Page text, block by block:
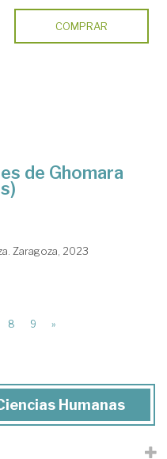
COMPRAR
de Ghomara
Zaragoza, 2023
8 9 »
Humanas